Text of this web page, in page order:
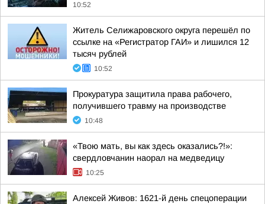
10:52
Житель Селижаровского округа перешёл по
ссылке на «Регистратор ГАИ» и лишился 12
тысяч рублей
10:52
Прокуратура защитила права рабочего,
получившего травму на производстве
10:48
«Твою мать, вы как здесь оказались?!»:
свердловчанин наорал на медведицу
10:25
Алексей Живов: 1621-й день спецоперации